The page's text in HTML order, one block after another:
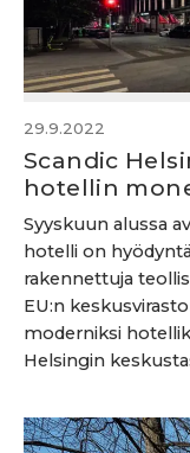
29.9.2022
Scandic
hotellin
Syyskuun alussa
hotelli on
rakennettuja
EU:n
moderniksi
Helsingin